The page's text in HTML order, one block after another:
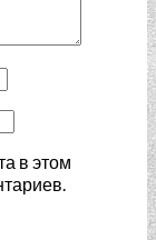
в этом